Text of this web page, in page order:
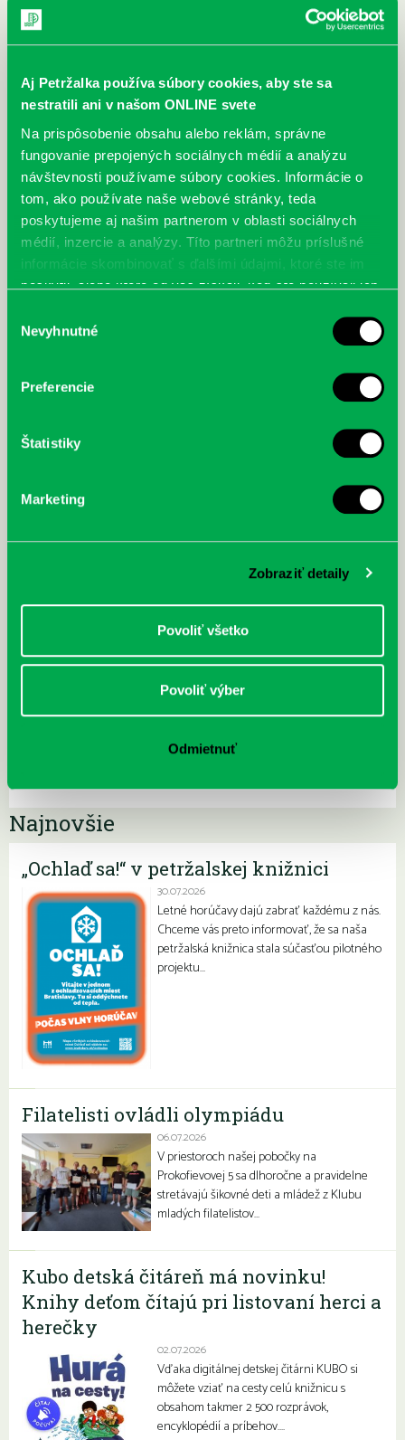
Aj Petržalka používa súbory cookies, aby ste sa
nestratili ani v našom ONLINE svete
Na prispôsobenie obsahu alebo reklám, správne
fungovanie prepojených sociálnych médií a analýzu
návštevnosti používame súbory cookies. Informácie o
tom, ako používate naše webové stránky, teda
poskytujeme aj našim partnerom v oblasti sociálnych
médií, inzercie a analýzy. Títo partneri môžu príslušné
informácie skombinovať s ďalšími údajmi, ktoré ste im
poskytli, alebo ktoré od vás získali, keď ste používali ich
súhlasu
Nevyhnutné
Preferencie
Štatistiky
Marketing
Zobraziť detaily
Povoliť všetko
Povoliť výber
Odmietnuť
Najnovšie
„Ochlaď sa!“ v petržalskej knižnici
30.07.2026
Letné horúčavy dajú zabrať každému z nás.
Chceme vás preto informovať, že sa naša
petržalská knižnica stala súčasťou pilotného
projektu…
Filatelisti ovládli olympiádu
06.07.2026
V priestoroch našej pobočky na
Prokofievovej 5 sa dlhoročne a pravidelne
stretávajú šikovné deti a mládež z Klubu
mladých filatelistov…
Kubo detská čitáreň má novinku!
Knihy deťom čítajú pri listovaní herci a
herečky
02.07.2026
Vďaka digitálnej detskej čitárni KUBO si
môžete vziať na cesty celú knižnicu s
obsahom takmer 2 500 rozprávok,
encyklopédií a príbehov….